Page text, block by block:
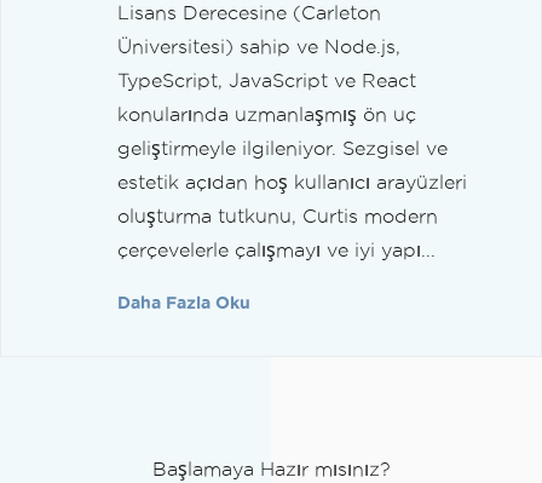
Lisans Derecesine (Carleton
Üniversitesi) sahip ve Node.js,
TypeScript, JavaScript ve React
konularında uzmanlaşmış ön uç
geliştirmeyle ilgileniyor. Sezgisel ve
estetik açıdan hoş kullanıcı arayüzleri
oluşturma tutkunu, Curtis modern
çerçevelerle çalışmayı ve iyi yapı...
Daha Fazla Oku
Başlamaya Hazır mısınız?